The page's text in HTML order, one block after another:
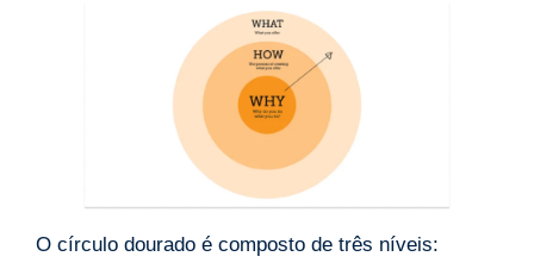
O círculo dourado é composto de três níveis: